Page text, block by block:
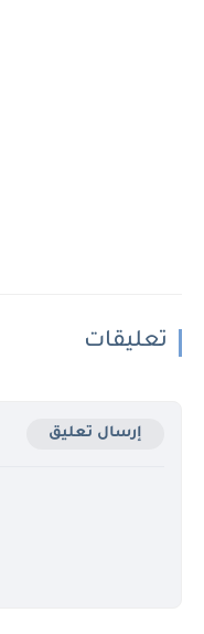
تعليقات
إرسال تعليق